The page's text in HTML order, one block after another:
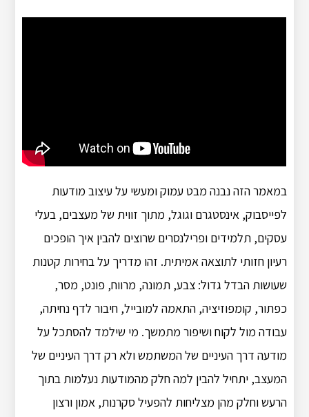
במאמר הזה נבנה מבט עמוק ומעשי על עיצוב מודעות
לפייסבוק, אינסטגרם וגוגל, מתוך זווית של מעצבים, בעלי
עסקים, תלמידים ופרילנסרים שרוצים להבין איך הופכים
רעיון חזותי לתוצאה אמיתית. זהו מדריך על בחירות קטנות
שעושות הבדל גדול: צבע, תמונה, מרווח, פונט, מסר,
כפתור, קומפוזיציה, התאמה למובייל, חיבור לדף נחיתה,
עבודה מול לקוח ושיפור מתמשך. מי שילמד להסתכל על
מודעה דרך העיניים של המשתמש ולא רק דרך העיניים של
המעצב, יתחיל להבין למה חלק מהמודעות נעלמות בתוך
הרעש וחלק מהן מצליחות להפעיל סקרנות, אמון ורצון